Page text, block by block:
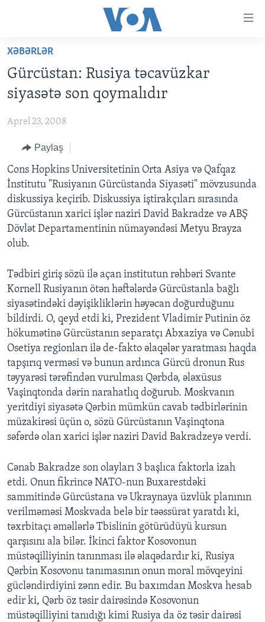
Skip
main
content
Skip
to
Navigation
Skip
to
Search
DÜNYAYA BAXIŞ
FAKTLAR NƏ DEYIR?
AZƏRBAYCAN
DÜNYA
UKRAYNA BÖHRANI
İSRAIL-HƏMAS MÜNAQIŞƏSI
ABŞ
ABŞ SEÇKILƏRI 2024
İRAN AZƏRBAYCANI
VIDEOLAR
MEDIA AZADLIĞI
BAŞ MƏQALƏ
BIZI IZLƏYIN
Dillər
XƏBƏRLƏR
Gürcüstan: Rusiya təcavüzkar
siyasətə son qoymalıdır
Aprel 23, 2008
Paylaş
Cons Hopkins Universitetinin Orta Asiya və Qafqaz
İnstitutu "Rusiyanın Gürcüstanda Siyasəti" mövzusunda
diskussiya keçirib. Diskussiya iştirakçıları sırasında
Gürcüstanın xarici işlər naziri David Bakradze və ABŞ
Dövlət Departamentinin nümayəndəsi Metyu Brayza
olub.
Tədbiri giriş sözü ilə açan institutun rəhbəri Svante
Kornell Rusiyanın ötən həftələrdə Gürcüstanla bağlı
siyasətindəki dəyişikliklərin həyəcan doğurduğunu
bildirdi. O, qeyd etdi ki, Prezident Vladimir Putinin öz
hökumətinə Gürcüstanın separatçı Abxaziya və Cənubi
Osetiya regionları ilə de-fakto əlaqələr yaratması haqda
tapşırıq verməsi və bunun ardınca Gürcü dronun Rus
təyyarəsi tərəfindən vurulması Qərbdə, ələxüsus
Vaşinqtonda dərin narahatlıq doğurub. Moskvanın
yeritdiyi siyasətə Qərbin mümkün cavab tədbirlərinin
müzakirəsi üçün o, sözü Gürcüstanın Vaşinqtona
səfərdə olan xarici işlər naziri David Bakradzeyə verdi.
Cənab Bakradze son olayları 3 başlıca faktorla izah
etdi. Onun fikrincə NATO-nun Buxarestdəki
sammitində Gürcüstana və Ukraynaya üzvlük planının
verilməməsi Moskvada belə bir təəssürat yaratdı ki,
təxrbitaçı əməllərlə Tbislinin götürüdüyü kursun
qarşısını ala bilər. İkinci faktor Kosovonun
müstəqilliyinin tanınması ilə əlaqədardır ki, Rusiya
Qərbin Kosovonu tanımasının onun moral mövqeyini
gücləndirdiyini zənn edir. Bu baxımdan Moskva hesab
edir ki, Qərb öz təsir dairəsində Kosovonun
müstəqilliyini tanıdığı kimi Rusiya da öz təsir dairəsi